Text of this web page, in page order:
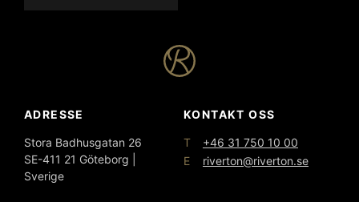
ADRESSE
Stora Badhusgatan 26
SE-411 21 Göteborg |
Sverige
KONTAKT OSS
T
+46 31 750 10 00
E
riverton@riverton.se